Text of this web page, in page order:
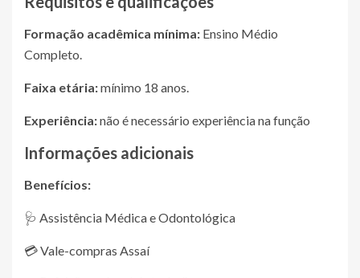
Formação acadêmica mínima: Ensino Médio
Completo.
Faixa etária:mínimo 18 anos.
Experiência:não é necessário experiência na função
Informações adicionais
Benefícios:
🩺 Assistência Médica e Odontológica
💳 Vale-compras Assaí